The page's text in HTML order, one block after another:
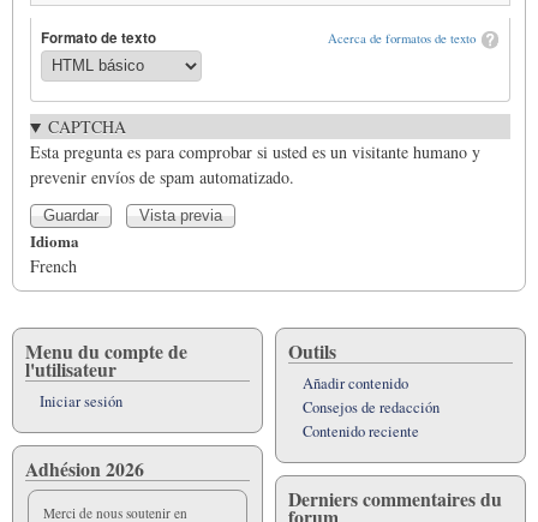
Acerca de formatos de texto
Formato de texto
CAPTCHA
Esta pregunta es para comprobar si usted es un visitante humano y
prevenir envíos de spam automatizado.
Idioma
French
Menu du compte de
l'utilisateur
Iniciar sesión
Adhésion 2026
Merci de nous soutenir en
Outils
Añadir contenido
Consejos de redacción
Contenido reciente
Derniers commentaires du